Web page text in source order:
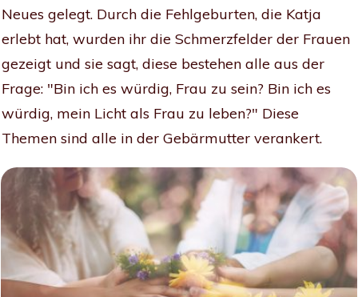
Neues gelegt. Durch die Fehlgeburten, die Katja
erlebt hat, wurden ihr die Schmerzfelder der Frauen
gezeigt und sie sagt, diese bestehen alle aus der
Frage: "Bin ich es würdig, Frau zu sein? Bin ich es
würdig, mein Licht als Frau zu leben?" Diese
Themen sind alle in der Gebärmutter verankert.